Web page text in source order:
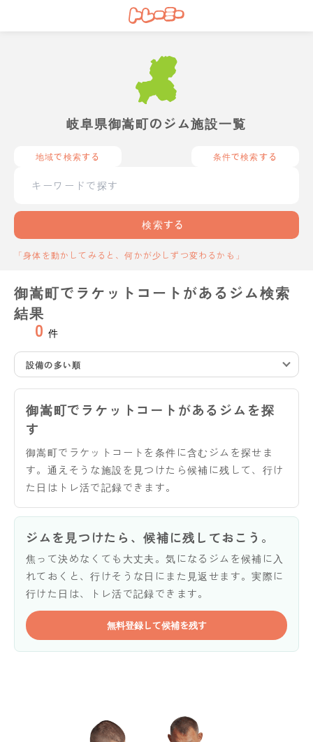
岐阜県御嵩町のジム施設一覧
地域で検索する 条件で検索する
検索する
「身体を動かしてみると、何かが少しずつ変わるかも」
御嵩町でラケットコートがあるジム検索
結果
0 件
設備の多い順
御嵩町でラケットコートがあるジムを探
す
御嵩町でラケットコートを条件に含むジムを探せま
す。通えそうな施設を見つけたら候補に残して、行け
た日はトレ活で記録できます。
ジムを見つけたら、候補に残しておこう。
焦って決めなくても大丈夫。気になるジムを候補に入
れておくと、行けそうな日にまた見返せます。実際に
行けた日は、トレ活で記録できます。
無料登録して候補を残す